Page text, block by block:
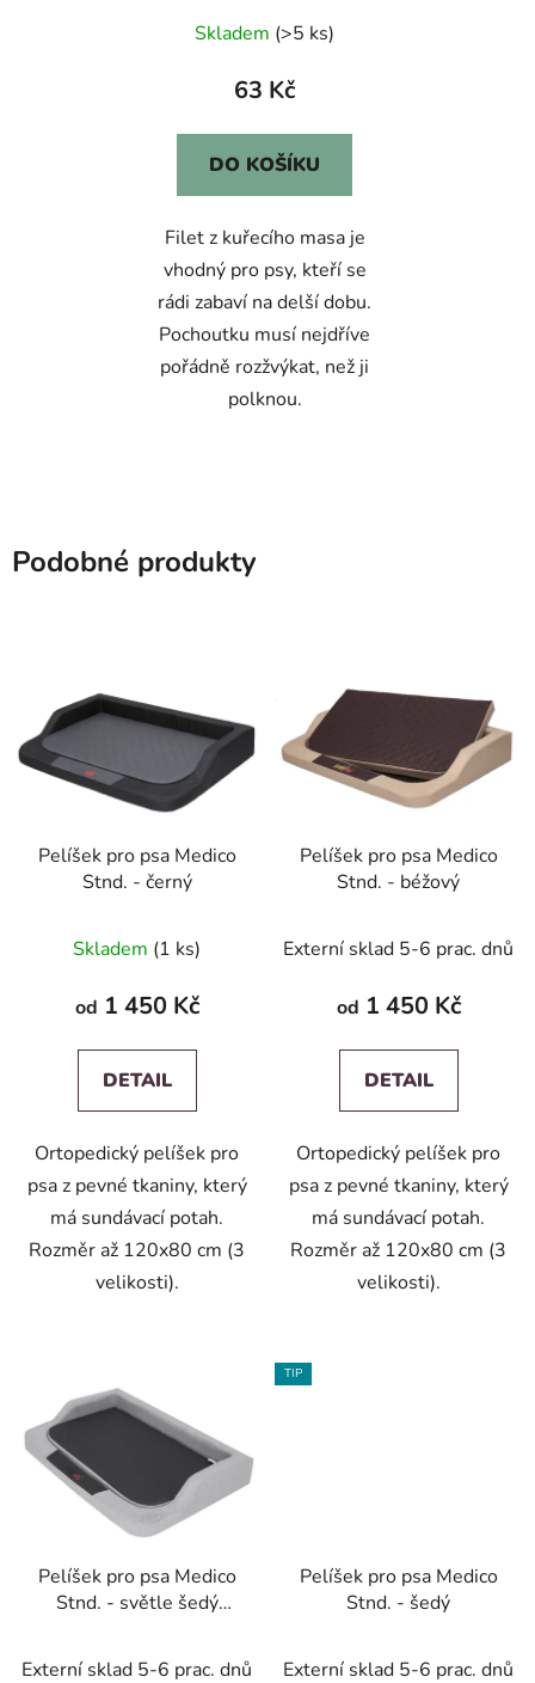
Skladem (>5 ks)
63 Kč
DO KOŠÍKU
Filet z kuřecího masa je
vhodný pro psy, kteří se
rádi zabaví na delší dobu.
Pochoutku musí nejdříve
pořádně rozžvýkat, než ji
polknou.
Podobné produkty
Pelíšek pro psa Medico
Stnd. - černý
Skladem (1 ks)
od 1 450 Kč
DETAIL
Ortopedický pelíšek pro
psa z pevné tkaniny, který
má sundávací potah.
Rozměr až 120x80 cm (3
velikosti).
Pelíšek pro psa Medico
Stnd. - béžový
Externí sklad 5-6 prac. dnů
od 1 450 Kč
DETAIL
Ortopedický pelíšek pro
psa z pevné tkaniny, který
má sundávací potah.
Rozměr až 120x80 cm (3
velikosti).
Pelíšek pro psa Medico
Stnd. - světle šedý
Externí sklad 5-6 prac. dnů
TIP
Pelíšek pro psa Medico
Stnd. - šedý
Externí sklad 5-6 prac. dnů